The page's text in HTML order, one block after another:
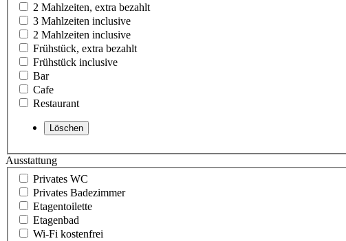
2 Mahlzeiten, extra bezahlt
3 Mahlzeiten inclusive
2 Mahlzeiten inclusive
Frühstück, extra bezahlt
Frühstück inclusive
Bar
Cafe
Restaurant
Ausstattung
Privates WC
Privates Badezimmer
Etagentoilette
Etagenbad
Wi-Fi kostenfrei